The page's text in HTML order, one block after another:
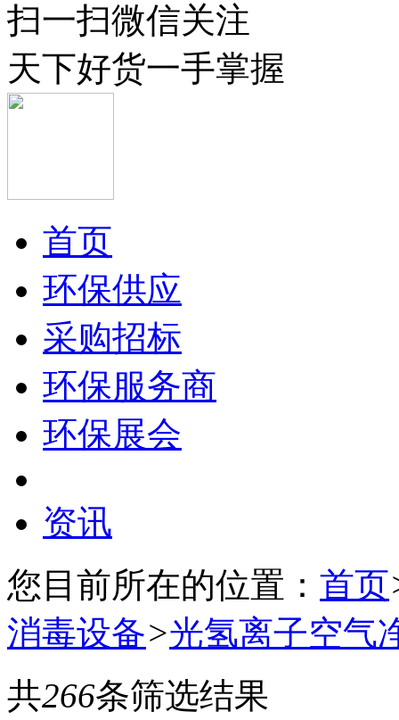
扫一扫微信关注
天下好货一手掌握
首页
环保供应
采购招标
环保服务商
环保展会
资讯
您目前所在的位置： 首页
消毒设备>光氢离子空气
共266条筛选结果